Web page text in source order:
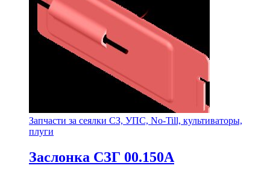
Запчасти за сеялки СЗ, УПС, No-Till, культиваторы,
плуги
Заслонка СЗГ 00.150А